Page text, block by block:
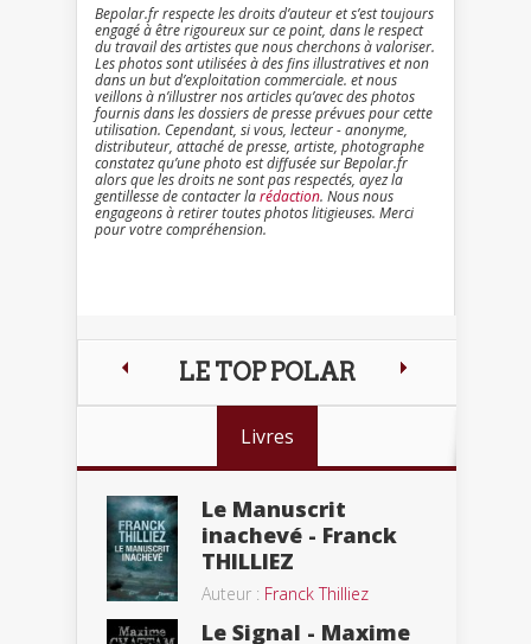
Bepolar.fr respecte les droits d’auteur et s’est toujours
engagé à être rigoureux sur ce point, dans le respect
du travail des artistes que nous cherchons à valoriser.
Les photos sont utilisées à des fins illustratives et non
dans un but d’exploitation commerciale. et nous
veillons à n’illustrer nos articles qu’avec des photos
fournis dans les dossiers de presse prévues pour cette
utilisation. Cependant, si vous, lecteur - anonyme,
distributeur, attaché de presse, artiste, photographe
constatez qu’une photo est diffusée sur Bepolar.fr
alors que les droits ne sont pas respectés, ayez la
gentillesse de contacter larédaction. Nous nous
engageons à retirer toutes photos litigieuses. Merci
pour votre compréhension.
LE TOP POLAR
Livres
Le Manuscrit
inachevé - Franck
THILLIEZ
Auteur : Franck Thilliez
Le Signal - Maxime